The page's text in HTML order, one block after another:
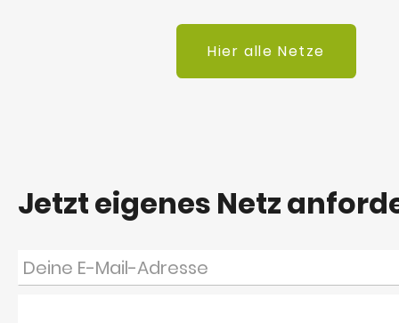
Hier alle Netze
Jetzt eigenes Netz